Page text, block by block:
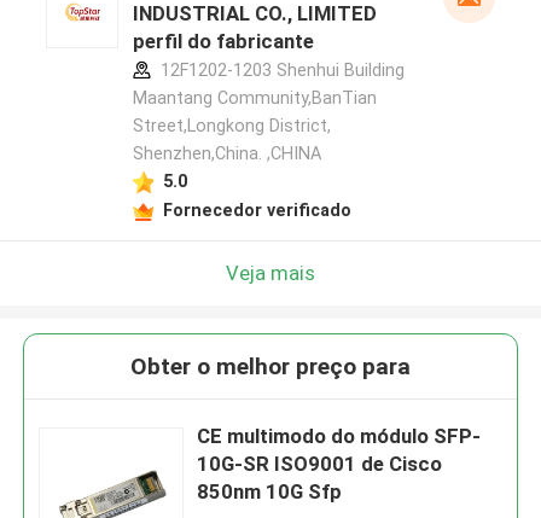
INDUSTRIAL CO., LIMITED
perfil do fabricante
12F1202-1203 Shenhui Building
Maantang Community,BanTian
Street,Longkong District,
Shenzhen,China. ,CHINA
5.0
Fornecedor verificado
Veja mais
Obter o melhor preço para
CE multimodo do módulo SFP-
10G-SR ISO9001 de Cisco
850nm 10G Sfp